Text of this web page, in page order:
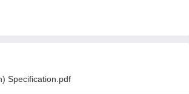
Specification.pdf